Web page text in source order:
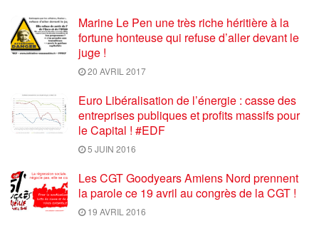
Marine Le Pen une très riche héritière à la
fortune honteuse qui refuse d’aller devant le
juge !
20 AVRIL 2017
Euro Libéralisation de l’énergie : casse des
entreprises publiques et profits massifs pour
le Capital ! #EDF
5 JUIN 2016
Les CGT Goodyears Amiens Nord prennent
la parole ce 19 avril au congrès de la CGT !
19 AVRIL 2016